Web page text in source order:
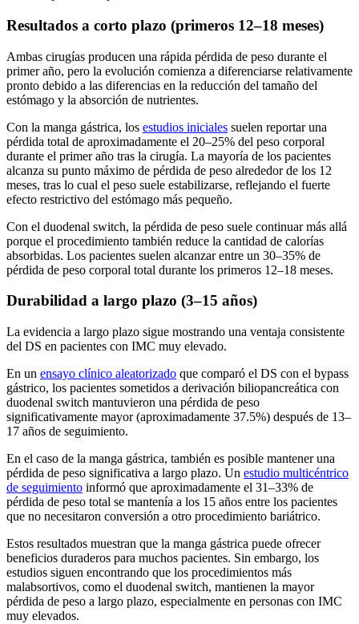
Resultados a corto plazo (primeros 12–18 meses)
Ambas cirugías producen una rápida pérdida de peso durante el
primer año, pero la evolución comienza a diferenciarse relativamente
pronto debido a las diferencias en la reducción del tamaño del
estómago y la absorción de nutrientes.
Con la manga gástrica, los estudios iniciales suelen reportar una
pérdida total de aproximadamente el 20–25% del peso corporal
durante el primer año tras la cirugía. La mayoría de los pacientes
alcanza su punto máximo de pérdida de peso alrededor de los 12
meses, tras lo cual el peso suele estabilizarse, reflejando el fuerte
efecto restrictivo del estómago más pequeño.
Con el duodenal switch, la pérdida de peso suele continuar más allá
porque el procedimiento también reduce la cantidad de calorías
absorbidas. Los pacientes suelen alcanzar entre un 30–35% de
pérdida de peso corporal total durante los primeros 12–18 meses.
Durabilidad a largo plazo (3–15 años)
La evidencia a largo plazo sigue mostrando una ventaja consistente
del DS en pacientes con IMC muy elevado.
En un ensayo clínico aleatorizado que comparó el DS con el bypass
gástrico, los pacientes sometidos a derivación biliopancreática con
duodenal switch mantuvieron una pérdida de peso
significativamente mayor (aproximadamente 37.5%) después de 13–
17 años de seguimiento.
En el caso de la manga gástrica, también es posible mantener una
pérdida de peso significativa a largo plazo. Un estudio multicéntrico
de seguimiento informó que aproximadamente el 31–33% de
pérdida de peso total se mantenía a los 15 años entre los pacientes
que no necesitaron conversión a otro procedimiento bariátrico.
Estos resultados muestran que la manga gástrica puede ofrecer
beneficios duraderos para muchos pacientes. Sin embargo, los
estudios siguen encontrando que los procedimientos más
malabsortivos, como el duodenal switch, mantienen la mayor
pérdida de peso a largo plazo, especialmente en personas con IMC
muy elevados.